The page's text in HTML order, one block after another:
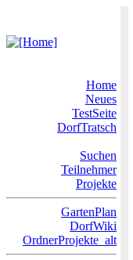
Home
Neues
TestSeite
DorfTratsch
Suchen
Teilnehmer
Projekte
GartenPlan
DorfWiki
OrdnerProjekte_alt